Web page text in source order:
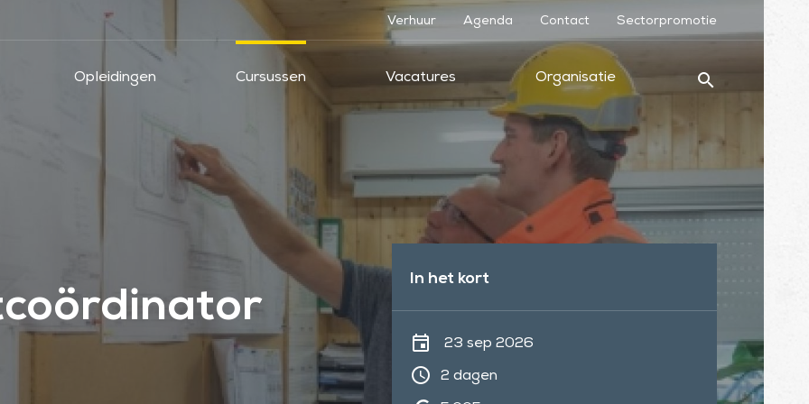
Verhuur Agenda Contact Sectorpromotie
Opleidingen Cursussen Vacatures Organisatie search
In het kort
event 23 sep 2026
schedule 2 dagen